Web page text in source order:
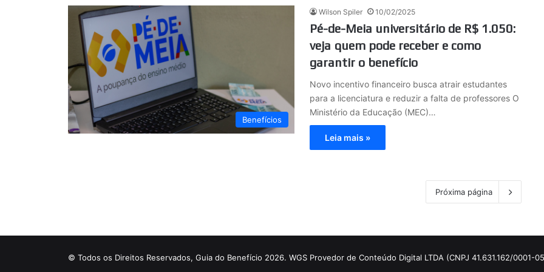
Benefícios
Wilson Spiler 10/02/2025
Pé-de-Meia universitário de R$ 1.050:
veja quem pode receber e como
garantir o benefício
Novo incentivo financeiro busca atrair estudantes
para a licenciatura e reduzir a falta de professores O
Ministério da Educação (MEC)…
Leia mais »
Próxima página
© Todos os Direitos Reservados, Guia do Benefício 2026. WGS Provedor de Conteúdo Digital LTDA (CNPJ 41.631.162/0001-